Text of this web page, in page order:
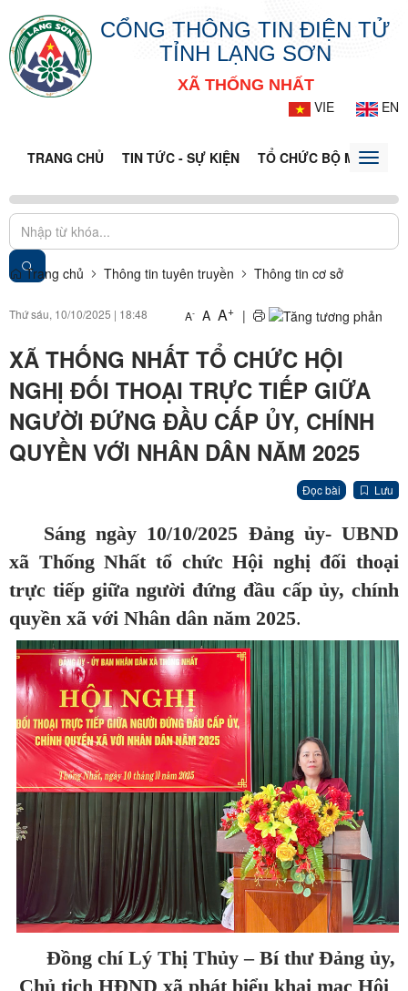
CỔNG THÔNG TIN ĐIỆN TỬ
TỈNH LẠNG SƠN
XÃ THỐNG NHẤT
VIE
EN
TRANG CHỦ TIN TỨC - SỰ KIỆN TỔ CHỨC BỘ MÁYToggle
Trang chủ Thông tin tuyên truyền Thông tin cơ sở
Thứ sáu, 10/10/2025 | 18:48 A- A A+ |
XÃ THỐNG NHẤT TỔ CHỨC HỘI
NGHỊ ĐỐI THOẠI TRỰC TIẾP GIỮA
NGƯỜI ĐỨNG ĐẦU CẤP ỦY, CHÍNH
QUYỀN VỚI NHÂN DÂN NĂM 2025
Đọc bài Lưu
Sáng ngày 10/10/2025 Đảng ủy- UBND
xã Thống Nhấttổ chứcHội nghị đối thoại
trực tiếp giữa người đứng đầu cấp ủy, chính
quyền xã với Nhân dân năm 2025.
Đồng chí Lý Thị Thủy – Bí thư Đảng ủy,
Chủ tịch HĐND xã phát biểu khai mạc Hội